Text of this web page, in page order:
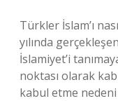
Türkler İslam’ı
yılında
İslamiyet’i
noktası olarak
kabul etme nedeni